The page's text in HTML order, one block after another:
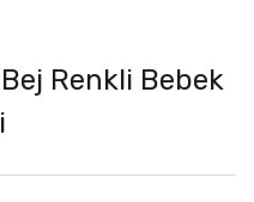
Renkli Bebek